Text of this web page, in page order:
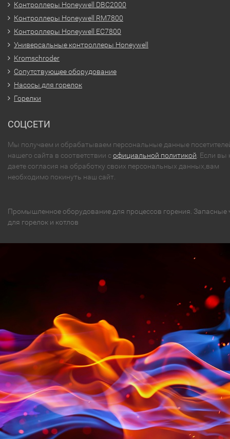
Контроллеры Honeywell DBC2000
Контроллеры Honeywell RM7800
Контроллеры Honeywell EC7800
Универсальные контроллеры Honeywell
Kromschroder
Сопутствующее оборудование
Насосы для горелок
Горелки
СОЦСЕТИ
Мы получаем и обрабатываем персональные данные
нашего сайта в соответствии софициальной политикой . Если вы
даете согласия на обработку своих персональных данных,вам
необходимо покинуть наш сайт.
Промышленное оборудование для процессов горения. Запасные
для горелок и котлов